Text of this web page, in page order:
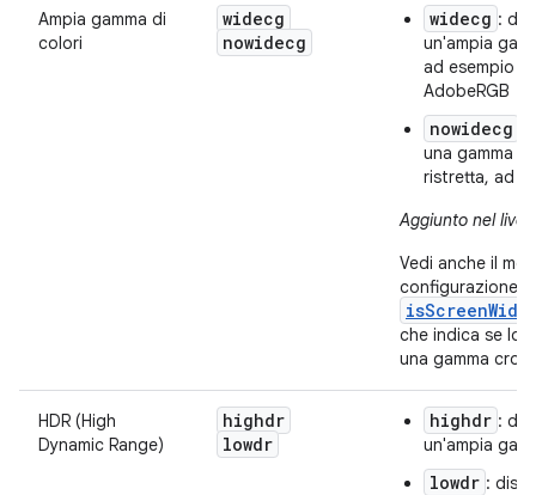
Ampia gamma di
colori
widecg
nowidecg
widecg :
un'ampia
ad esempio
AdobeRGB
nowidecg
una gamma
ristretta, ad
Aggiunto nel
Vedi anche il
configurazione
che indica se lo
una gamma
HDR (High
Dynamic Range)
highdr
lowdr
highdr :
un'ampia
lowdr :